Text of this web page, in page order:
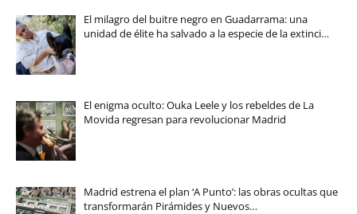
El milagro del buitre negro en Guadarrama: una
unidad de élite ha salvado a la especie de la extinci…
El enigma oculto: Ouka Leele y los rebeldes de La
Movida regresan para revolucionar Madrid
Madrid estrena el plan ‘A Punto’: las obras ocultas que
transformarán Pirámides y Nuevos…